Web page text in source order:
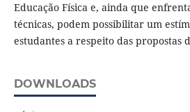
Educação Física e, ainda que
técnicas, podem possibilitar um
estudantes a respeito das propostas
DOWNLOADS